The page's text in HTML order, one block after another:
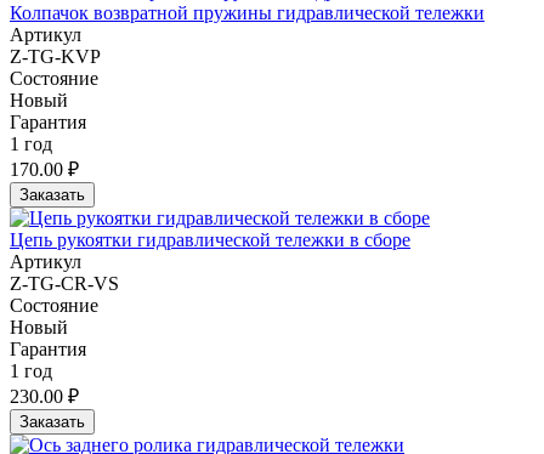
Колпачок возвратной пружины гидравлической тележки
Артикул
Z-TG-KVP
Состояние
Новый
Гарантия
1 год
170.00 ₽
Заказать
Цепь рукоятки гидравлической тележки в сборе
Артикул
Z-TG-CR-VS
Состояние
Новый
Гарантия
1 год
230.00 ₽
Заказать